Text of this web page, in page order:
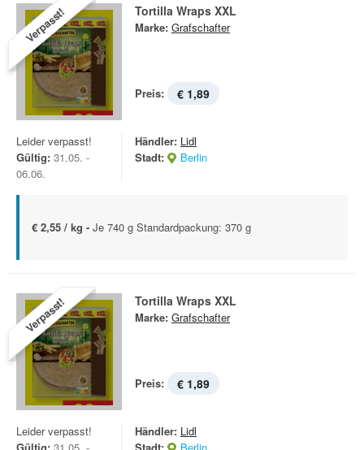
Verpasst! Tortilla Wraps XXL
Marke: Grafschafter
Preis: € 1,89
Leider verpasst!
Gültig: 31.05. -
06.06.
Händler: Lidl
Stadt:
Berlin
€ 2,55 / kg - Je 740 g Standardpackung: 370 g
Verpasst! Tortilla Wraps XXL
Marke: Grafschafter
Preis: € 1,89
Leider verpasst!
Händler: Lidl